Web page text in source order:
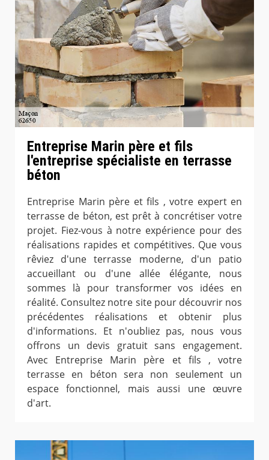
Entreprise Marin père et fils
l'entreprise spécialiste en terrasse
béton
Entreprise Marin père et fils , votre expert en
terrasse de béton, est prêt à concrétiser votre
projet. Fiez-vous à notre expérience pour des
réalisations rapides et compétitives. Que vous
rêviez d'une terrasse moderne, d'un patio
accueillant ou d'une allée élégante, nous
sommes là pour transformer vos idées en
réalité. Consultez notre site pour découvrir nos
précédentes réalisations et obtenir plus
d'informations. Et n'oubliez pas, nous vous
offrons un devis gratuit sans engagement.
Avec Entreprise Marin père et fils , votre
terrasse en béton sera non seulement un
espace fonctionnel, mais aussi une œuvre
d'art.